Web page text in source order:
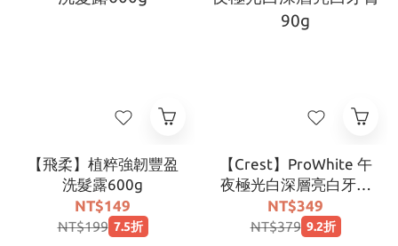
【飛柔】植粹強韌豐盈
洗髮露600g
NT$149
NT$199 7.5折
【Crest】ProWhite 午
夜極光白深層亮白牙膏
90g
NT$349
NT$379 9.2折